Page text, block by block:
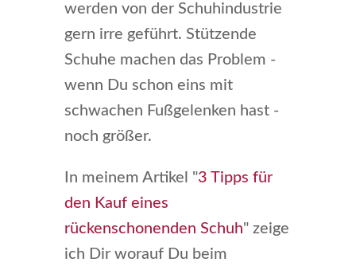
werden von der Schuhindustrie
gern irre geführt. Stützende
Schuhe machen das Problem -
wenn Du schon eins mit
schwachen Fußgelenken hast -
noch größer.
In meinem Artikel "3 Tipps für
den Kauf eines
rückenschonenden Schuh" zeige
ich Dir worauf Du beim